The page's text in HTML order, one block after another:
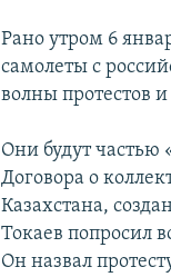
Рано утром 6
самолеты с
волны протестов
Они будут
Договора о
Казахстана,
Токаев попросил
Он назвал